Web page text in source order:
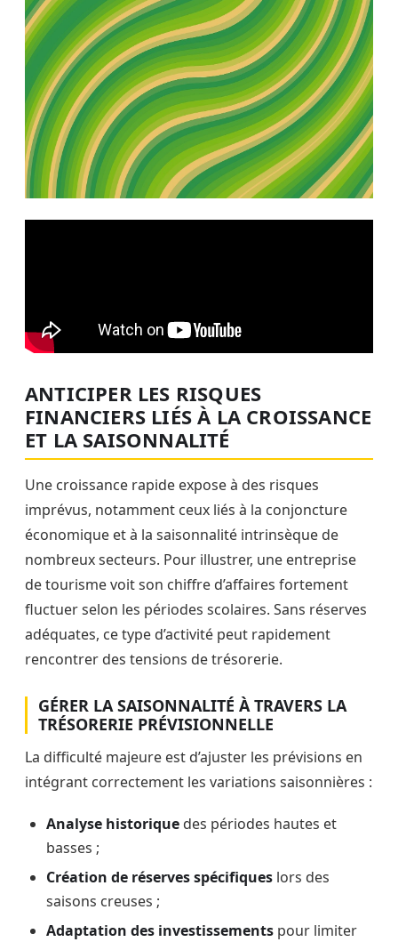
ANTICIPER LES RISQUES
FINANCIERS LIÉS À LA CROISSANCE
ET LA SAISONNALITÉ
Une croissance rapide expose à des risques
imprévus, notamment ceux liés à la conjoncture
économique et à la saisonnalité intrinsèque de
nombreux secteurs. Pour illustrer, une entreprise
de tourisme voit son chiffre d’affaires fortement
fluctuer selon les périodes scolaires. Sans réserves
adéquates, ce type d’activité peut rapidement
rencontrer des tensions de trésorerie.
GÉRER LA SAISONNALITÉ À TRAVERS LA
TRÉSORERIE PRÉVISIONNELLE
La difficulté majeure est d’ajuster les prévisions en
intégrant correctement les variations saisonnières :
Analyse historique des périodes hautes et
basses ;
Création de réserves spécifiques lors des
saisons creuses ;
Adaptation des investissements pour limiter